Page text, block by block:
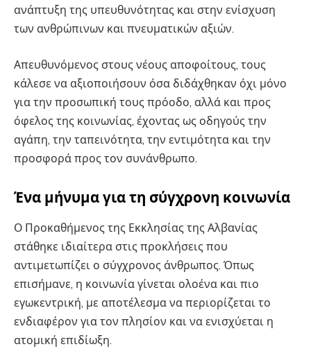
ανάπτυξη της υπευθυνότητας και στην ενίσχυση
των ανθρώπινων και πνευματικών αξιών.
Απευθυνόμενος στους νέους αποφοίτους, τους
κάλεσε να αξιοποιήσουν όσα διδάχθηκαν όχι μόνο
για την προσωπική τους πρόοδο, αλλά και προς
όφελος της κοινωνίας, έχοντας ως οδηγούς την
αγάπη, την ταπεινότητα, την εντιμότητα και την
προσφορά προς τον συνάνθρωπο.
Ένα μήνυμα για τη σύγχρονη κοινωνία
Ο Προκαθήμενος της Εκκλησίας της Αλβανίας
στάθηκε ιδιαίτερα στις προκλήσεις που
αντιμετωπίζει ο σύγχρονος άνθρωπος. Όπως
επισήμανε, η κοινωνία γίνεται ολοένα και πιο
εγωκεντρική, με αποτέλεσμα να περιορίζεται το
ενδιαφέρον για τον πλησίον και να ενισχύεται η
ατομική επιδίωξη.